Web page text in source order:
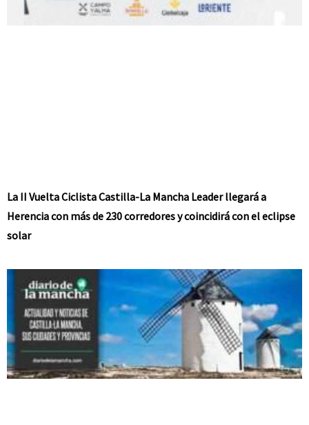
La II Vuelta Ciclista Castilla-La Mancha Leader llegará a
Herencia con más de 230 corredores y coincidirá con el eclipse
solar